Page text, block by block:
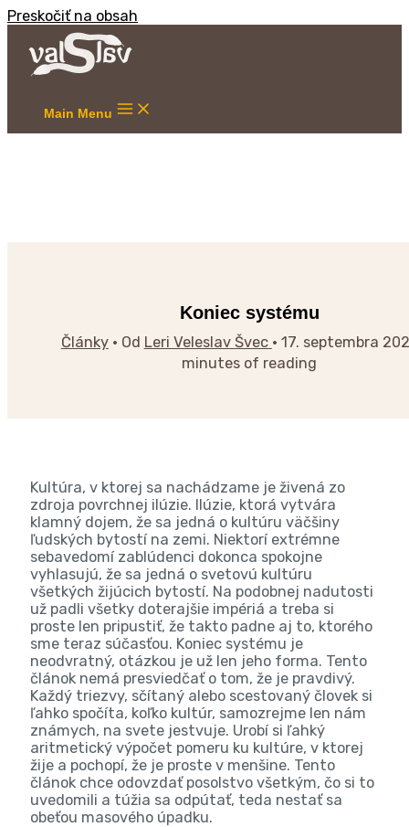
Preskočiť na obsah
Main Menu
Koniec systému
Články• Od Leri Veleslav Švec • 17. septembra
minutes of reading
Kultúra, v ktorej sa nachádzame je živená zo
zdroja povrchnej ilúzie. Ilúzie, ktorá vytvára
klamný dojem, že sa jedná o kultúru väčšiny
ľudských bytostí na zemi. Niektorí extrémne
sebavedomí zablúdenci dokonca spokojne
vyhlasujú, že sa jedná o svetovú kultúru
všetkých žijúcich bytostí. Na podobnej nadutosti
už padli všetky doterajšie impériá a treba si
proste len pripustiť, že takto padne aj to, ktorého
sme teraz súčasťou. Koniec systému je
neodvratný, otázkou je už len jeho forma. Tento
článok nemá presviedčať o tom, že je pravdivý.
Každý triezvy, sčítaný alebo scestovaný človek si
ľahko spočíta, koľko kultúr, samozrejme len nám
známych, na svete jestvuje. Urobí si ľahký
aritmetický výpočet pomeru ku kultúre, v ktorej
žije a pochopí, že je proste v menšine. Tento
článok chce odovzdať posolstvo všetkým, čo si to
uvedomili a túžia sa odpútať, teda nestať sa
obeťou masového úpadku.